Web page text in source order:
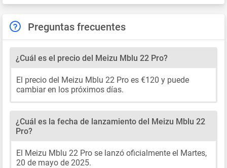
Preguntas frecuentes
¿Cuál es el precio del Meizu Mblu 22 Pro?
El precio del Meizu Mblu 22 Pro es €120 y puede
cambiar en los próximos días.
¿Cuál es la fecha de lanzamiento del Meizu Mblu 22
Pro?
El Meizu Mblu 22 Pro se lanzó oficialmente el Martes,
20 de mayo de 2025.